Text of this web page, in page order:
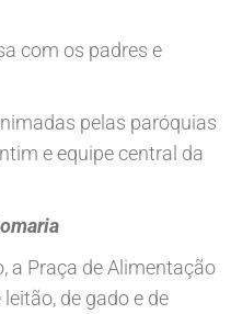
com os padres e
pelas paróquias
e equipe central da
a Praça de Alimentação
de gado e de